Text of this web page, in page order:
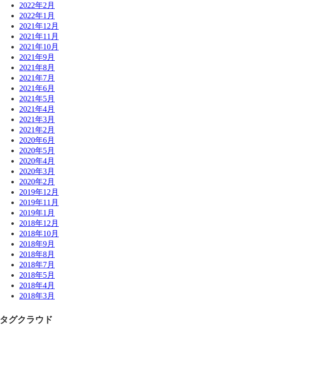
2022年2月
2022年1月
2021年12月
2021年11月
2021年10月
2021年9月
2021年8月
2021年7月
2021年6月
2021年5月
2021年4月
2021年3月
2021年2月
2020年6月
2020年5月
2020年4月
2020年3月
2020年2月
2019年12月
2019年11月
2019年1月
2018年12月
2018年10月
2018年9月
2018年8月
2018年7月
2018年5月
2018年4月
2018年3月
タグクラウド